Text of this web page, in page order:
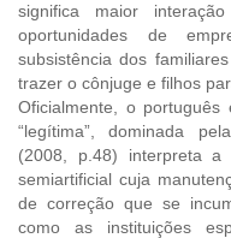
significa maior
oportunidades de
subsistência dos
trazer o cônjuge e filhos
Oficialmente, o
“legítima”, dominada
(2008, p.48) interpreta
semiartificial cuja
de correção que se
como as instituições